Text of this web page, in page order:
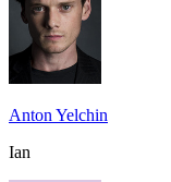
Anton Yelchin
Ian